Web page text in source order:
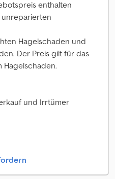
enthalten
Hagelschaden und
Der Preis gilt für das
Hagelschaden.
und Irrtümer